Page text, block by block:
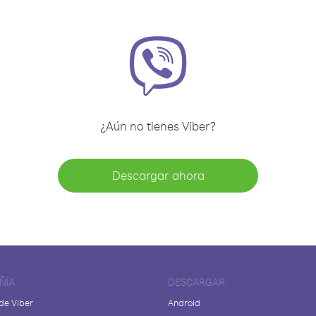
¿Aún no tienes Viber?
Descargar ahora
Viber
DESCARGAR
Android